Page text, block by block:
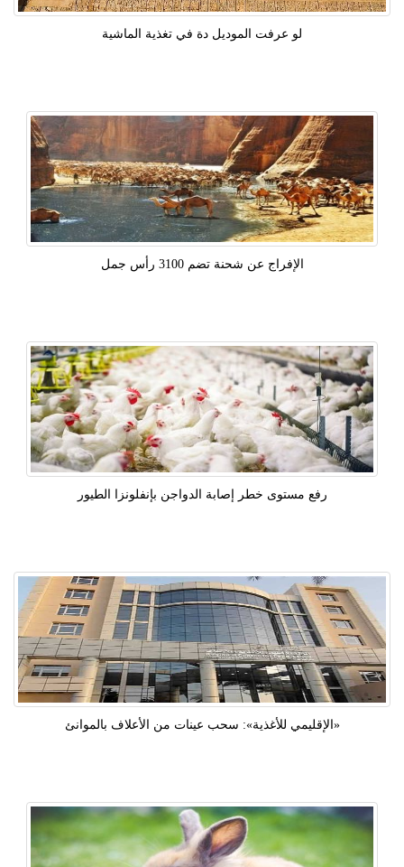
لو عرفت الموديل دة في تغذية الماشية
الإفراج عن شحنة تضم 3100 رأس جمل
رفع مستوى خطر إصابة الدواجن بإنفلونزا الطيور
«الإقليمي للأغذية»: سحب عينات من الأعلاف بالموانئ